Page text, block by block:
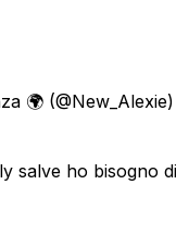
🌍
salve ho bisogno